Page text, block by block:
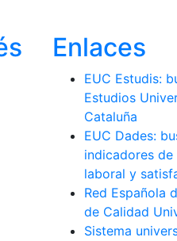
Enlaces
EUC Estudis:
Estudios
Cataluña
EUC Dades:
indicadores de
laboral y
Red Española
de Calidad
Sistema